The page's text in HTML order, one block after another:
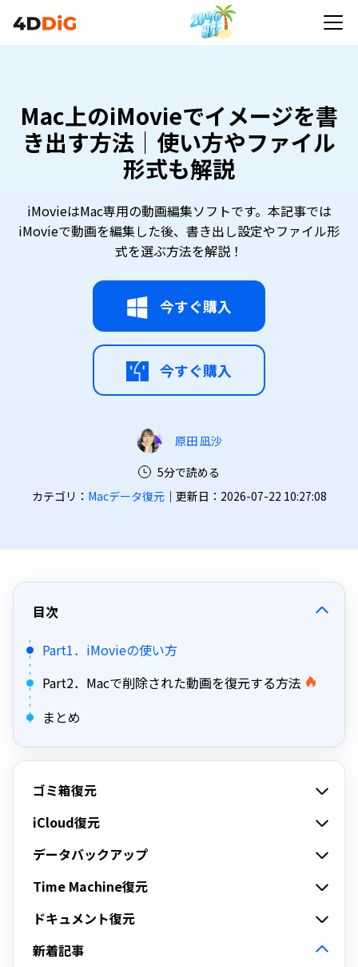
Mac上のiMovieでイメージを書
き出す方法｜使い方やファイル
形式も解説
iMovieはMac専用の動画編集ソフトです。本記事では
iMovieで動画を編集した後、書き出し設定やファイル形
式を選ぶ方法を解説！
今すぐ購入
今すぐ購入
原田 凪沙
5分で読める
カテゴリ： Macデータ復元｜更新日：2026-07-22 10:27:08
目次
Part1．iMovieの使い方
Part2．Macで削除された動画を復元する方法
まとめ
ゴミ箱復元
iCloud復元
データバックアップ
Time Machine復元
ドキュメント復元
新着記事